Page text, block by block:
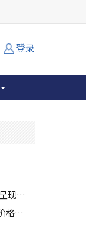
登录
【香港】市场观望氛围浓厚，EMMC部分价格呈现下滑趋势
【台湾地区】供应端对于Wafer仍保持信心，价格微幅上扬且惜售态度不变